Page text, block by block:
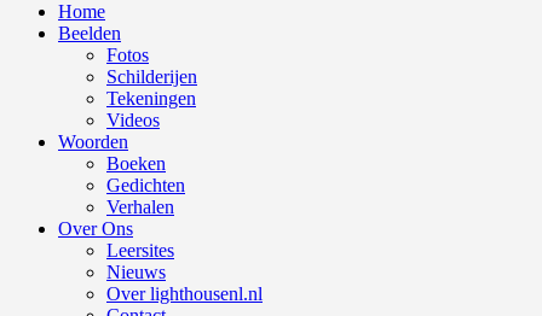
Home
Beelden
Fotos
Schilderijen
Tekeningen
Videos
Woorden
Boeken
Gedichten
Verhalen
Over Ons
Leersites
Nieuws
Over lighthousenl.nl